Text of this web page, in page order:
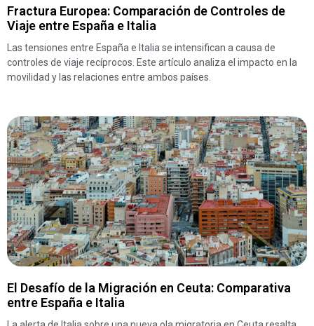
Fractura Europea: Comparación de Controles de
Viaje entre España e Italia
Las tensiones entre España e Italia se intensifican a causa de
controles de viaje recíprocos. Este artículo analiza el impacto en la
movilidad y las relaciones entre ambos países.
El Desafío de la Migración en Ceuta: Comparativa
entre España e Italia